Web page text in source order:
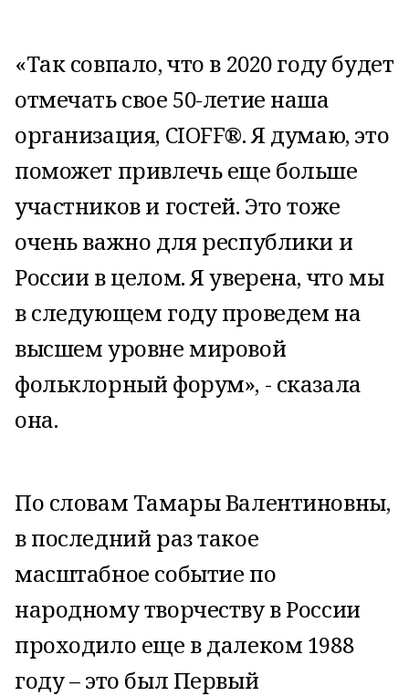
«Так совпало, что в 2020 году будет
отмечать свое 50-летие наша
организация, CIOFF®. Я думаю, это
поможет привлечь еще больше
участников и гостей. Это тоже
очень важно для республики и
России в целом. Я уверена, что мы
в следующем году проведем на
высшем уровне мировой
фольклорный форум», - сказала
она.
По словам Тамары Валентиновны,
в последний раз такое
масштабное событие по
народному творчеству в России
проходило еще в далеком 1988
году – это был Первый